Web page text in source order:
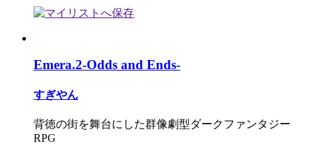
Emera.2-Odds and Ends-
すぎやん
背徳の街を舞台にした群像劇型ダークファンタジー
RPG